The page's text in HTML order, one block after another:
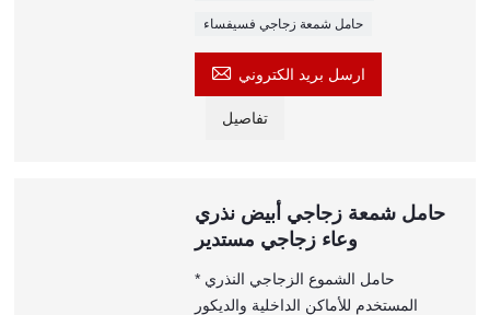
حامل شمعة زجاجي فسيفساء
 ارسل بريد الكتروني
تفاصيل
حامل شمعة زجاجي أبيض نذري
وعاء زجاجي مستدير
* حامل الشموع الزجاجي النذري
المستخدم للأماكن الداخلية والديكور